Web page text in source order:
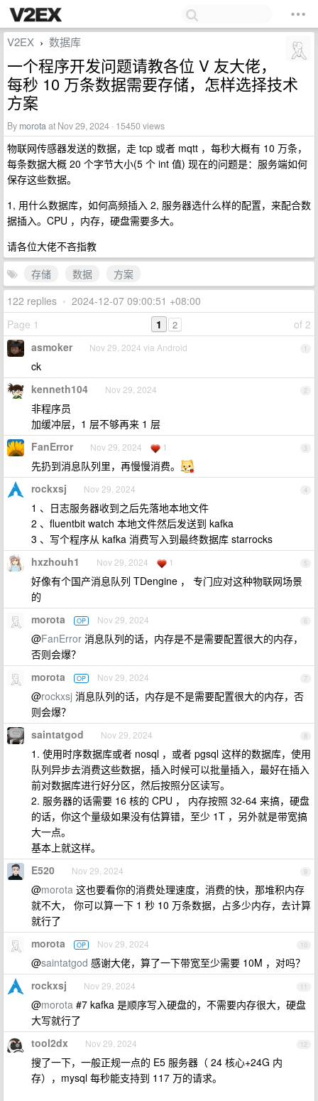
V2EX › 数据库
一个程序开发问题请教各位 V 友大佬，
每秒 10 万条数据需要存储，怎样选择技术
方案
By morotaat Nov 29, 2024 · 15450 views
物联网传感器发送的数据，走 tcp 或者 mqtt ，每秒大概有 10 万条，
每条数据大概 20 个字节大小(5 个 int 值) 现在的问题是：服务端如何
保存这些数据。
1, 用什么数据库，如何高频插入 2, 服务器选什么样的配置，来配合数
据插入。CPU ，内存，硬盘需要多大。
请各位大佬不吝指教
存储
数据
方案
122 replies • 2024-12-07 09:00:51 +08:00
Page 1
of 2
1 2
1
asmoker Nov 29, 2024 via Android
ck
2
kenneth104 Nov 29, 2024
非程序员
加缓冲层，1 层不够再来 1 层
3
FanError Nov 29, 2024 1
先扔到消息队列里，再慢慢消费。
4
rockxsj Nov 29, 2024
1 、日志服务器收到之后先落地本地文件
2 、fluentbit watch 本地文件然后发送到 kafka
3 、写个程序从 kafka 消费写入到最终数据库 starrocks
5
hxzhouh1 Nov 29, 2024 1
好像有个国产消息队列 TDengine ， 专门应对这种物联网场景
的
6
morota OP Nov 29, 2024
@FanError 消息队列的话，内存是不是需要配置很大的内存，
否则会爆？
7
morota OP Nov 29, 2024
@rockxsj 消息队列的话，内存是不是需要配置很大的内存，否
则会爆？
8
saintatgod Nov 29, 2024
1. 使用时序数据库或者 nosql ，或者 pgsql 这样的数据库，使用
队列异步去消费这些数据，插入时候可以批量插入，最好在插入
前对数据库进行好分区，然后按照分区读写。
2. 服务器的话需要 16 核的 CPU ， 内存按照 32-64 来搞，硬盘
的话，你这个量级如果没有估算错，至少 1T ，另外就是带宽搞
大一点。
基本上就这样。
9
E520 Nov 29, 2024
@morota 这也要看你的消费处理速度，消费的快，那堆积内存
就不大， 你可以算一下 1 秒 10 万条数据，占多少内存，去计算
就行了
10
morota OP Nov 29, 2024
@saintatgod 感谢大佬，算了一下带宽至少需要 10M ，对吗？
11
rockxsj Nov 29, 2024
@morota #7 kafka 是顺序写入硬盘的，不需要内存很大，硬盘
大写就行了
12
tool2dx Nov 29, 2024
搜了一下，一般正规一点的 E5 服务器（ 24 核心+24G 内
存），mysql 每秒能支持到 117 万的请求。